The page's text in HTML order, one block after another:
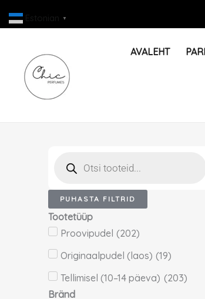
AVALEHT
PUHASTA FILTRID
Tootetüüp
Proovipudel (202)
Originaalpudel (laos) (19)
Tellimisel (10–14 päeva) (203)
Bränd
▼